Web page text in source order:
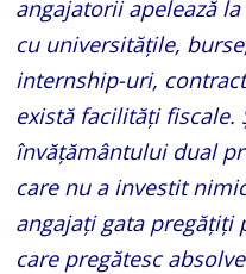
angajatorii apelează
cu universitățile,
internship-uri,
există facilități fiscale.
învățământului dual
care nu a investit
angajați gata pregățiți
care pregătesc